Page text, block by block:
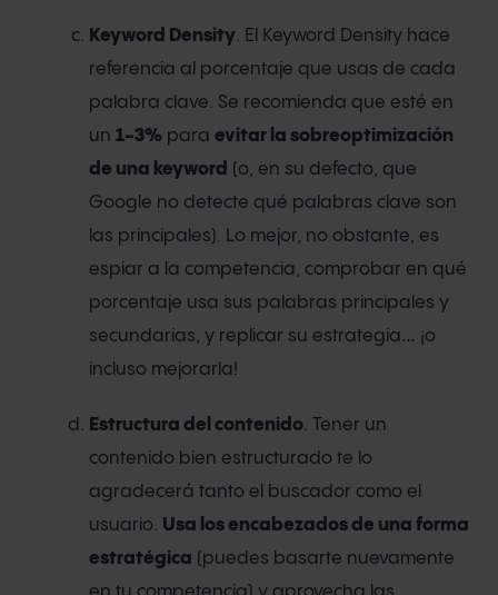
Keyword Density. El Keyword Density hace
referencia al porcentaje que usas de cada
palabra clave. Se recomienda que esté en
un 1-3% para evitar la sobreoptimización
de una keyword (o, en su defecto, que
Google no detecte qué palabras clave son
las principales). Lo mejor, no obstante, es
espiar a la competencia, comprobar en qué
porcentaje usa sus palabras principales y
secundarias, y replicar su estrategia… ¡o
incluso mejorarla!
Estructura del contenido. Tener un
contenido bien estructurado te lo
agradecerá tanto el buscador como el
usuario. Usa los encabezados de una forma
estratégica (puedes basarte nuevamente